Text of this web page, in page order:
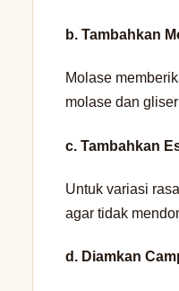
b. Tambahkan
Molase
molase dan
c. Tambahkan
Untuk variasi
agar tidak
d. Diamkan